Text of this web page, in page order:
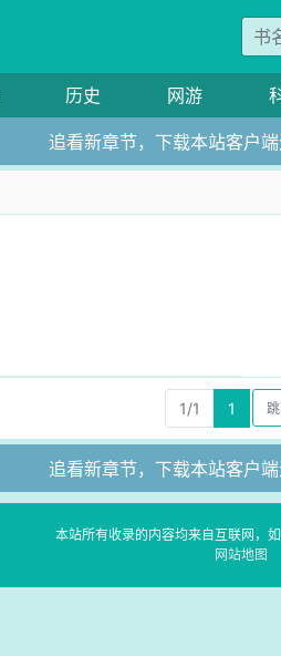
历史 网游
追看新章节，下载本站客户
1/1 1
追看新章节，下载本站客户
本站所有收录的内容均来自互联网，
网站地图